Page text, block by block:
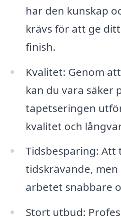
har den kunskap
krävs för att ge
finish.
Kvalitet: Genom
kan du vara säker
tapetseringen
kvalitet och
Tidsbesparing: Att
tidskrävande,
arbetet snabbare
Stort utbud: